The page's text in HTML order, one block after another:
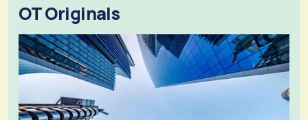
OT Originals